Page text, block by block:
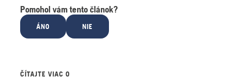
Pomohol vám tento článok?
ÁNO NIE
ČÍTAJTE VIAC O